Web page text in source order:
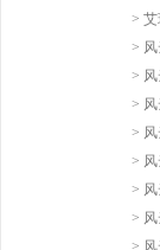
>
>
>
> 风
> 风
>
>
>
>